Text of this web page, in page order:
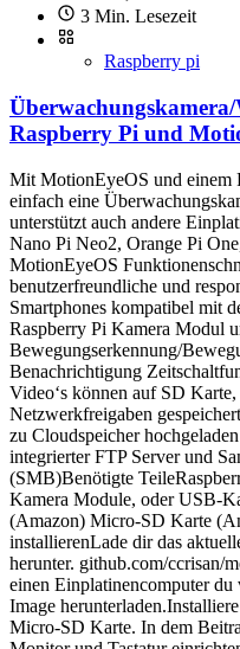
3 Min. Lesezeit
Raspberry pi
Raspberry Pi und
Mit MotionEyeOS und einem
einfach eine
unterstützt auch andere
Nano Pi Neo2, Orange Pi
MotionEyeOS
benutzerfreundliche und
Smartphones kompatibel mit
Raspberry Pi Kamera Modul
Bewegungserkennung/
Benachrichtigung
Video‘s können auf SD
Netzwerkfreigaben
zu Cloudspeicher
integrierter FTP Server und
(SMB)Benötigte
Kamera Module, oder USB-
(Amazon) Micro-SD Karte
installierenLade dir das
herunter. github.com/ccrisan/
einen Einplatinencomputer du
Image
Micro-SD Karte. In dem